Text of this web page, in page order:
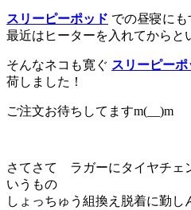
スリーピーポッド での昼寝に
最近はヒーターを入れてからと
そんなネコも寛ぐ スリーピーポ
荷しました！
ご注文お待ちしてますm(__)m
さてさて ラガーにタイヤチェ
いうもの
しょっちゅう組換え脱着に勤し